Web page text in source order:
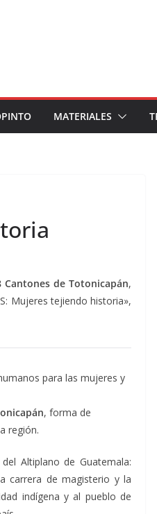
MATERIALES
de Totonicapán,
Mujeres tejiendo historia»,
para las mujeres y
, forma de
región.
Altiplano de Guatemala:
carrera de magisterio y la
indígena y al pueblo de